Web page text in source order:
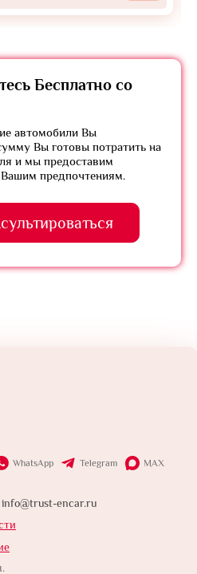
Бесплатно со
автомобили Вы
Вы готовы потратить на
и мы предоставим
Вашим предпочтениям.
WhatsApp Telegram MAX
info@trust-encar.ru